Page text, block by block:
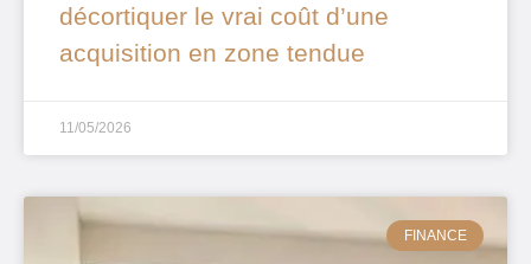
décortiquer le vrai coût d’une
acquisition en zone tendue
11/05/2026
FINANCE